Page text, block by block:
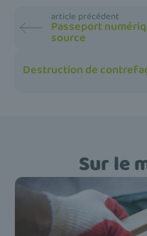
article précédent
Passeport
source
Destruction de
Sur le